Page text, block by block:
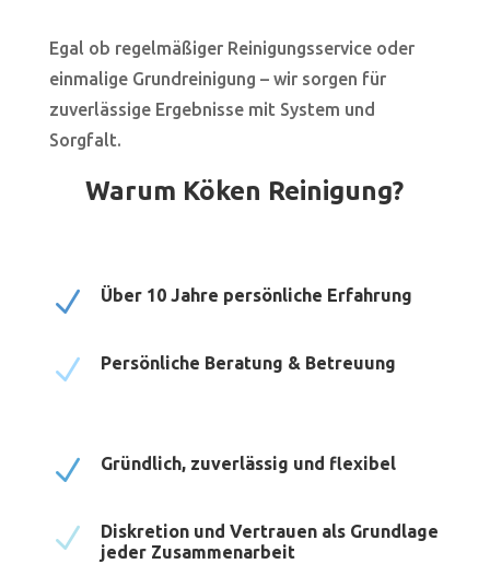
Egal ob regelmäßiger Reinigungsservice oder
einmalige Grundreinigung – wir sorgen für
zuverlässige Ergebnisse mit System und
Sorgfalt.
Warum Köken Reinigung?
N Über 10 Jahre persönliche Erfahrung
N Persönliche Beratung & Betreuung
N Gründlich, zuverlässig und flexibel
N
Diskretion und Vertrauen als Grundlage
jeder Zusammenarbeit